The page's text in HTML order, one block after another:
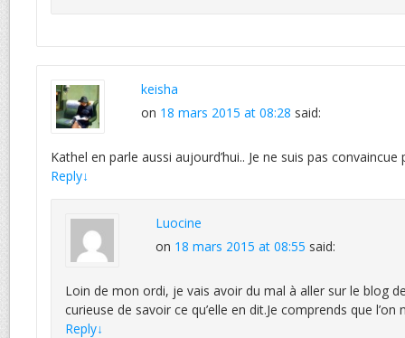
keisha
on 18 mars 2015 at 08:28 said:
Kathel en parle aussi aujourd’hui.. Je ne suis pas convaincue
Reply↓
Luocine
on 18 mars 2015 at 08:55 said:
Loin de mon ordi, je vais avoir du mal à aller sur le blog
curieuse de savoir ce qu’elle en dit.Je comprends que
Reply↓